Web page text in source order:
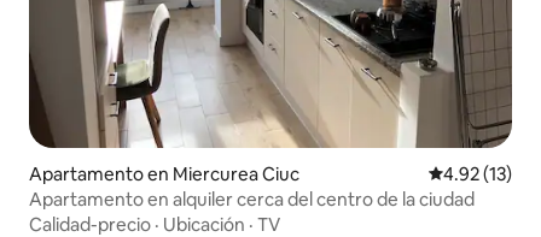
Apartamento en Miercurea Ciuc Calificación
4.92 (13)
Apartamento en alquiler cerca del centro de la ciudad
Calidad-precio · Ubicación · TV